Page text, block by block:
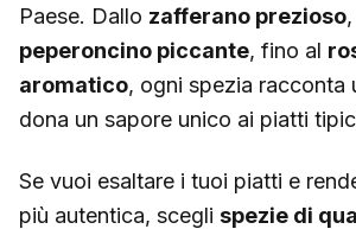
Paese. Dallo zafferano prezioso
peperoncino piccante, fino al
aromatico, ogni spezia racconta
dona un sapore unico ai piatti
Se vuoi esaltare i tuoi piatti e
più autentica, scegli spezie di